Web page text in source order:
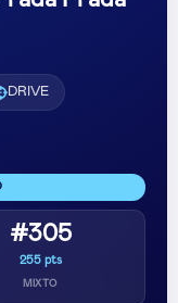
DRIVE
#305
255 pts
MIXTO